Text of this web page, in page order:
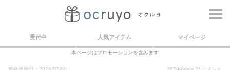
受付中 人気アイテム マイページ
本ページはプロモーションを含みます